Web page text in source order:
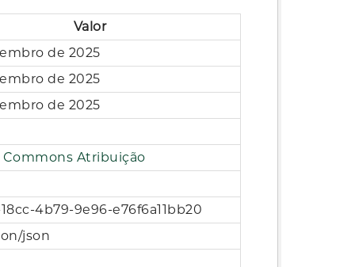
Valor
de 2025
de 2025
de 2025
Commons Atribuição
4b79-9e96-e76f6a11bb20
json